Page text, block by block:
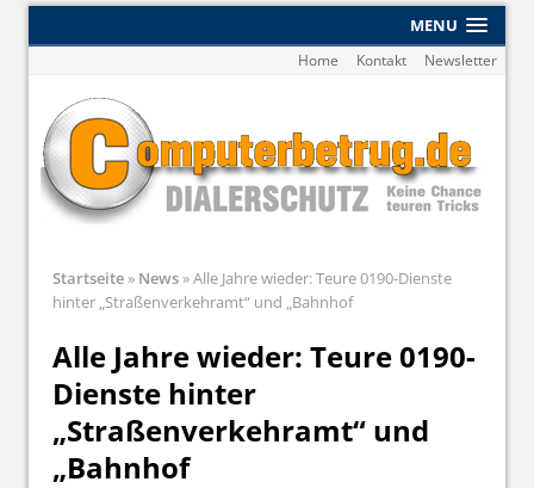
MENU
Home Kontakt Newsletter
Startseite» News»Alle Jahre wieder: Teure 0190-Dienste
hinter „Straßenverkehramt“ und „Bahnhof
Alle Jahre wieder: Teure 0190-
Dienste hinter
„Straßenverkehramt“ und
„Bahnhof